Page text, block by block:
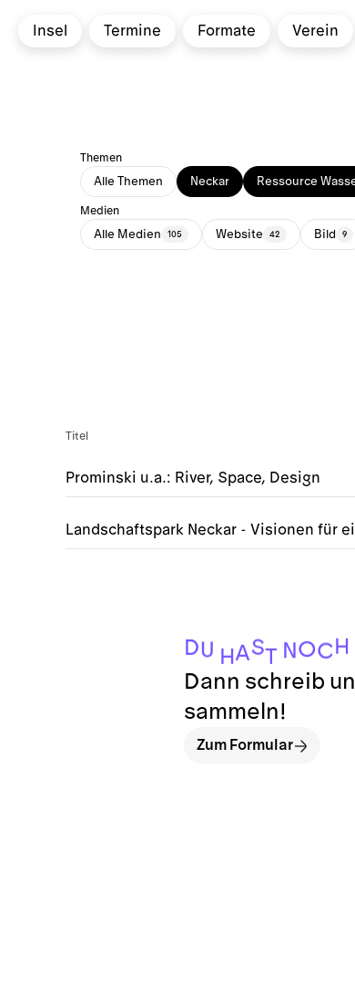
Insel Termine Formate Verein
Themen
Alle Themen Neckar Ressource
Medien
Alle Medien 105 Website 42 Bild 9
Titel
Prominski u.a.: River, Space, Design
Landschaftspark Neckar - Visionen für
DU HAST N OCH
Dann schreib
sammeln!
Zum Formular